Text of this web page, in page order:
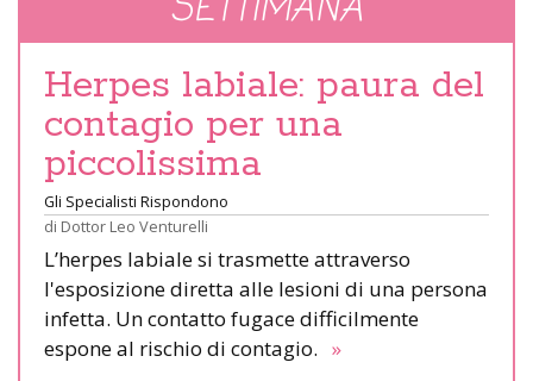
SETTIMANA
Herpes labiale: paura del
contagio per una
piccolissima
Gli Specialisti Rispondono
di Dottor Leo Venturelli
L’herpes labiale si trasmette attraverso
l'esposizione diretta alle lesioni di una persona
infetta. Un contatto fugace difficilmente
espone al rischio di contagio. »